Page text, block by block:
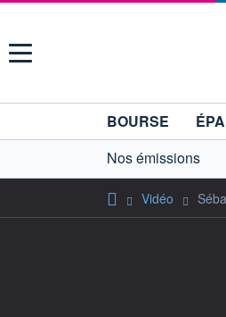
Menu
BOURSE
Nos émissions
Vidéo